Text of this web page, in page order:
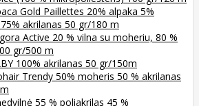
Gold Paillettes 20% alpaka 5%
akrilanas 50 gr/180 m
Active 20 % vilna su moheriu, 80 %
gr/500 m
100% akrilanas 50 gr/150m
Trendy 50% moheris 50 % akrilanas
55 % poliakrilas 45 %